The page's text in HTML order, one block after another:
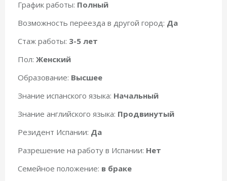
График работы: Полный
Возможность переезда в другой город: Да
Стаж работы: 3-5 лет
Пол: Женский
Образование: Высшее
Знание испанского языка: Начальный
Знание английского языка: Продвинутый
Резидент Испании: Да
Разрешение на работу в Испании: Нет
Семейное положение: в браке